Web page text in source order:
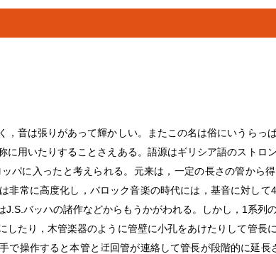
音は張りがあって輝かしい。またこの名は俗にいうらっ
用いたりすることさえある。語源はギリシア語のストロ
パに入ったと考えられる。元来は，一定の長さの管から
非常に高度化し，バロック音楽の時代には，基音に対して
バッハの諸作などからもうかがわれる。しかし，1系列
たり，木管楽器のように管壁に小孔をあけたりして管長
で操作すると本管と
回管が連絡して管長が段階的に延長